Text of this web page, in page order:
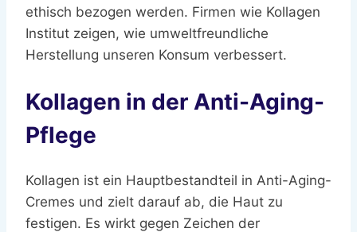
ethisch bezogen werden. Firmen wie Kollagen
Institut zeigen, wie umweltfreundliche
Herstellung unseren Konsum verbessert.
Kollagen in der Anti-Aging-
Pflege
Kollagen ist ein Hauptbestandteil in Anti-Aging-
Cremes und zielt darauf ab, die Haut zu
festigen. Es wirkt gegen Zeichen der